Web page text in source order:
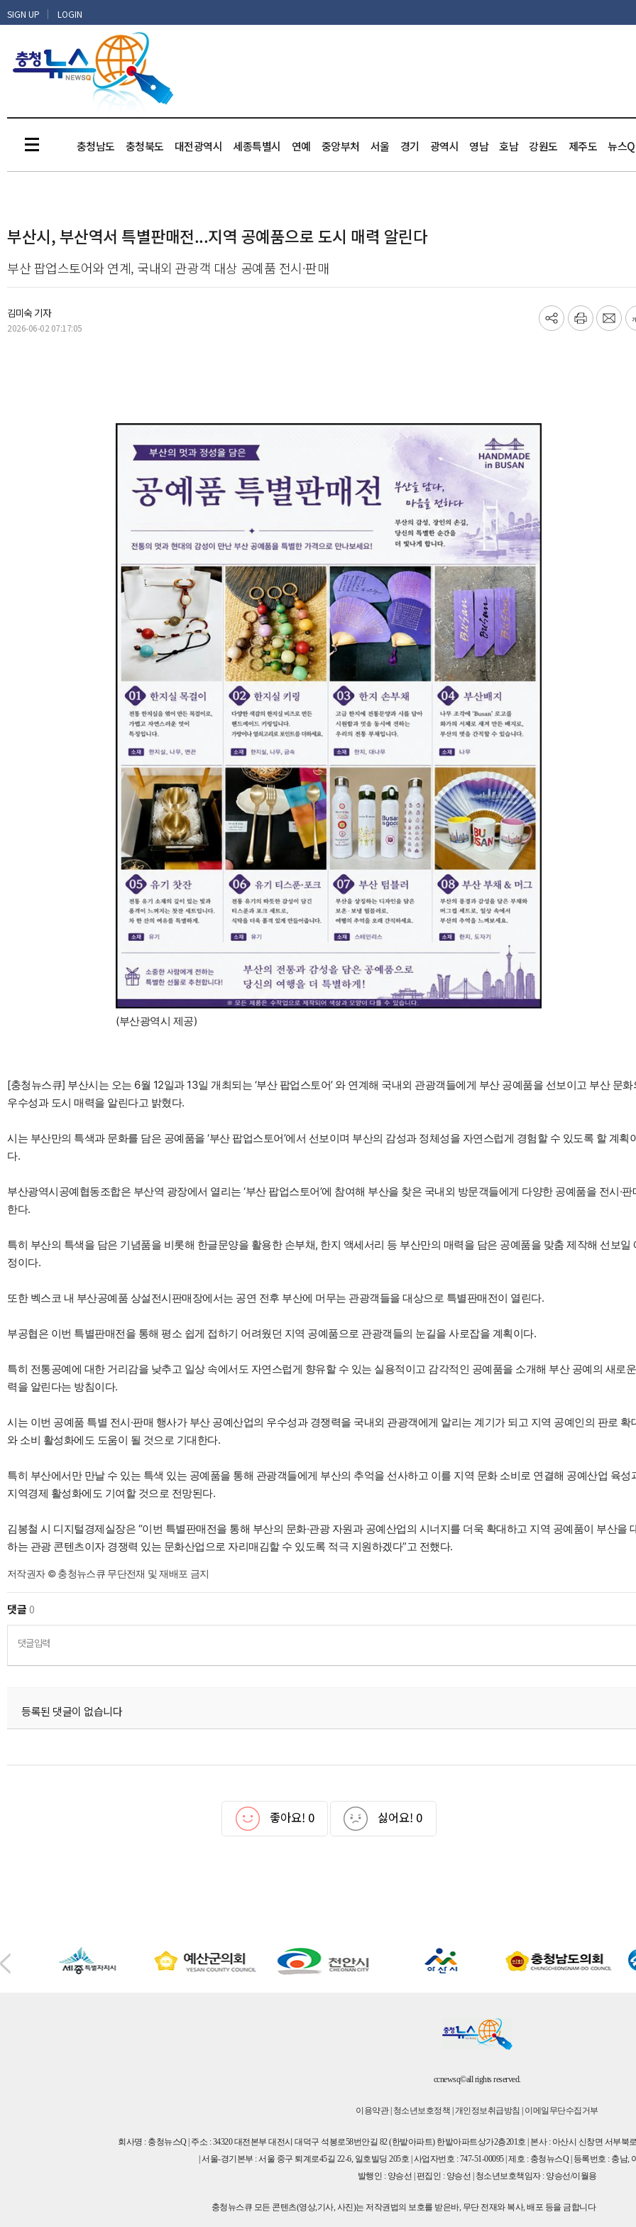
SIGN UP | LOGIN
충청남도 충청북도 대전광역시 세종특별시 연예 중앙부처 서울 경기 광역시 영남 호남 강원도 제주도 뉴스
부산시, 부산역서 특별판매전...지역 공예품으로 도시 매력 알린다
부산 팝업스토어와 연계, 국내외 관광객 대상 공예품 전시·판매
김미숙 기자
2026-06-02 07:17:05
기
프
메
(부산광역시 제공)
[충청뉴스큐] 부산시는 오는 6월 12일과 13일 개최되는 ‘부산 팝업스토어’ 와 연계해 국내외 관광객들에게 부산 공예품을 선보이고 부산 문화
우수성과 도시 매력을 알린다고 밝혔다.
시는 부산만의 특색과 문화를 담은 공예품을 ‘부산 팝업스토어’에서 선보이며 부산의 감성과 정체성을 자연스럽게 경험할 수 있도록 할 계획
다.
부산광역시공예협동조합은 부산역 광장에서 열리는 ‘부산 팝업스토어’에 참여해 부산을 찾은 국내외 방문객들에게 다양한 공예품을 전시·판
한다.
특히 부산의 특색을 담은 기념품을 비롯해 한글문양을 활용한 손부채, 한지 액세서리 등 부산만의 매력을 담은 공예품을 맞춤 제작해 선보일
정이다.
또한 벡스코 내 부산공예품 상설전시판매장에서는 공연 전후 부산에 머무는 관광객들을 대상으로 특별판매전이 열린다.
부공협은 이번 특별판매전을 통해 평소 쉽게 접하기 어려웠던 지역 공예품으로 관광객들의 눈길을 사로잡을 계획이다.
특히 전통공예에 대한 거리감을 낮추고 일상 속에서도 자연스럽게 향유할 수 있는 실용적이고 감각적인 공예품을 소개해 부산 공예의 새로
력을 알린다는 방침이다.
시는 이번 공예품 특별 전시·판매 행사가 부산 공예산업의 우수성과 경쟁력을 국내외 관광객에게 알리는 계기가 되고 지역 공예인의 판로 확
와 소비 활성화에도 도움이 될 것으로 기대한다.
특히 부산에서만 만날 수 있는 특색 있는 공예품을 통해 관광객들에게 부산의 추억을 선사하고 이를 지역 문화 소비로 연결해 공예산업 육성
지역경제 활성화에도 기여할 것으로 전망된다.
김봉철 시 디지털경제실장은 “이번 특별판매전을 통해 부산의 문화·관광 자원과 공예산업의 시너지를 더욱 확대하고 지역 공예품이 부산을
하는 관광 콘텐츠이자 경쟁력 있는 문화산업으로 자리매김할 수 있도록 적극 지원하겠다”고 전했다.
저작권자 © 충청뉴스큐 무단전재 및 재배포 금지
댓글0
댓글입력
등록된 댓글이 없습니다
좋아요! 0 싫어요! 0
ccnewsq©all rights reserved.
이용약관| 청소년보호정책 개인정보취급방침 이메일무단수집거부
회사명 : 충청뉴스Q | 주소 : 34320 대전본부 대전시 대덕구 석봉로58번안길 82 (한밭아파트) 한밭아파트상가2층201호 | 본사 : 아산시 신창면 서부북
| 서울-경기본부 : 서울 중구 퇴계로45길 22-6, 일호빌딩 205호 | 사업자번호 : 747-51-00095 | 제호 : 충청뉴스Q | 등록번호 : 충남,
발행인 : 양승선 | 편집인 : 양승선 | 청소년보호책임자 : 양승선/이월용
충청뉴스큐 모든 콘텐츠(영상,기사, 사진)는 저작권법의 보호를 받은바, 무단 전재와 복